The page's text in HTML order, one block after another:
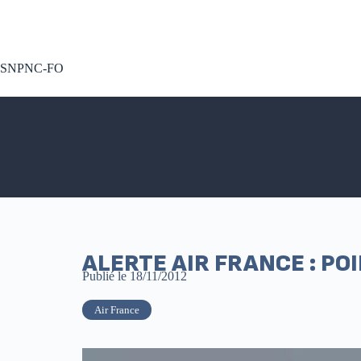
SNPNC-FO
ALERTE AIR FRANCE :
Publié le 18/11/2012
Air France